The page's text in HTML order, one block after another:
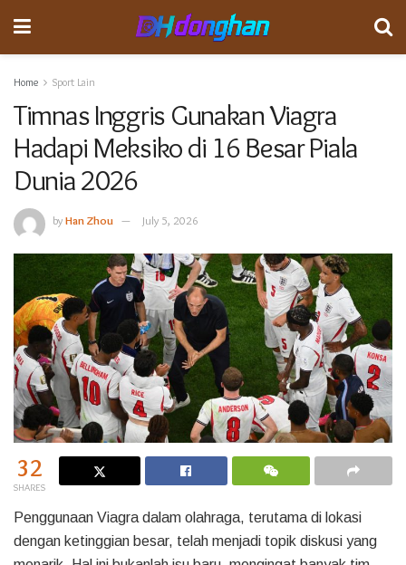
Home Sport Lain
Timnas Inggris Gunakan Viagra
Hadapi Meksiko di 16 Besar Piala
Dunia 2026
byHan Zhou July 5, 2026
32
SHARES
Penggunaan Viagra dalam olahraga, terutama di lokasi
dengan ketinggian besar, telah menjadi topik diskusi yang